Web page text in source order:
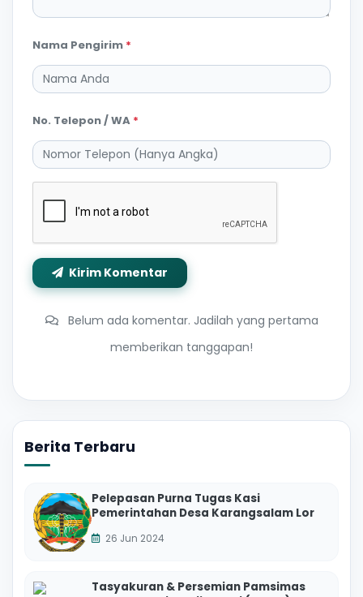
Nama Pengirim *
No. Telepon / WA *
Kirim Komentar
Belum ada komentar. Jadilah yang pertama
memberikan tanggapan!
Berita Terbaru
Pelepasan Purna Tugas Kasi
Pemerintahan Desa Karangsalam Lor
26 Jun 2024
Tasyakuran & Persemian Pamsimas